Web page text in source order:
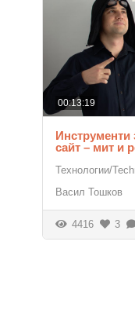
00:13:19
Инструменти
сайт – мит и
Технологии/
Васил Тошков
4416 3